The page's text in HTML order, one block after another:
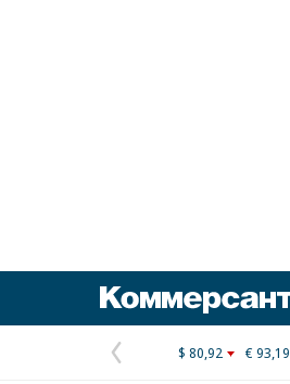
Предыдущая
$ 80,92 € 93,19